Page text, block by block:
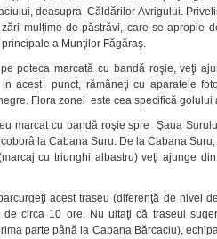
deasupra Căldărilor Avrigului.
mulţime de păstrăvi, care se apropie
a Munţilor Făgăraş.
poteca marcată cu bandă roşie, veţi
acest punct, rămâneţi cu aparatele
Flora zonei este cea specifică golului
marcat cu bandă roşie spre Şaua
la Cabana Suru. De la Cabana
cu triunghi albastru) veţi ajunge
acest traseu (diferenţă de nivel
circa 10 ore. Nu uitaţi că traseul
parte până la Cabana Bărcaciu),